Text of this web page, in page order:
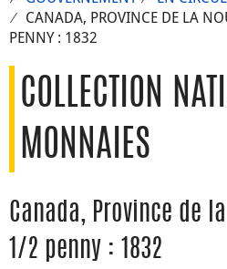
CANADA, PROVINCE DE LA
PENNY : 1832
COLLECTION
MONNAIES
Canada, Province de
1/2 penny : 1832